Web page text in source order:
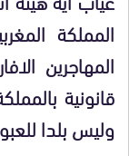
المملكة
المهاجرين
قانونية
وليس بلدا